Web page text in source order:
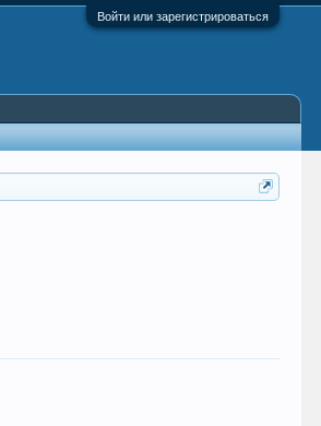
Войти или зарегистрироваться